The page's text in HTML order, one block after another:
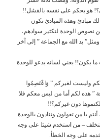
هو يحكم على نفسه بالفشل!!
مبادئ وهذه المبادئ تكون
نصوص الوحدة لتكثير سوادهم،
يد الله مع الجماعة ” إلى آخر
يكون!! يعني لسانه يدعو للوحدة
لكم وليست لغيركم ” وَاعْتَصِمُوا
” هذه لكم أما من ليس معكم فلا
دون غيركم؟!!
يا من تقولون وتنادون بالوحدة
– من استخدم شيئا على وجه
على وجه الخطأ.